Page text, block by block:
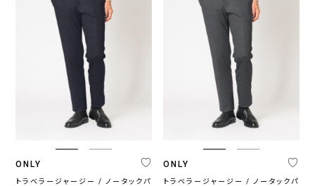
ONLY
トラベラージャージー / ノータックパ
ONLY
トラベラージャージー / ノータックパ